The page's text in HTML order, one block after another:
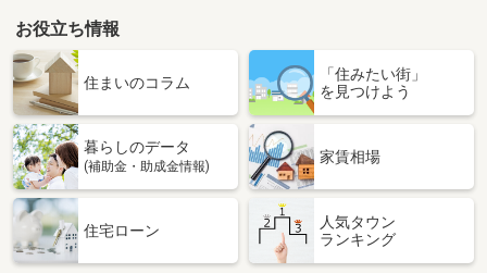
お役立ち情報
住まいのコラム
「住みたい街」
を見つけよう
暮らしのデータ
(補助金・助成金情報)
家賃相場
住宅ローン
人気タウン
ランキング